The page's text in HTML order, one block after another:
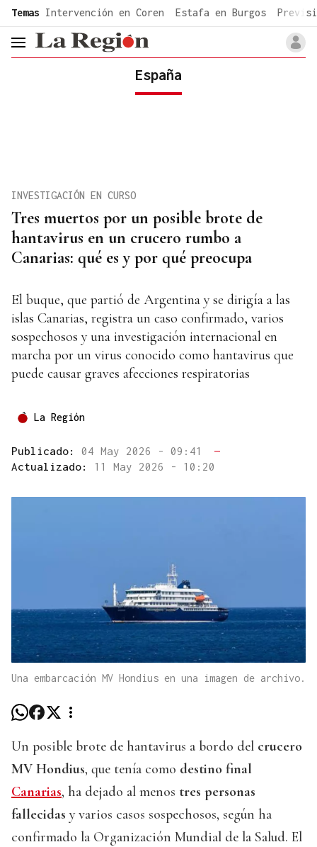
common.go-to-content
Temas Intervención en Coren Estafa en Burgos
header.menu.open
España
Tres muertos por un posible brote de
hantavirus en un crucero rumbo a
Canarias: qué es y por qué preocupa
INVESTIGACIÓN EN CURSO
El buque, que partió de Argentina y se dirigía a las
islas Canarias, registra un caso confirmado, varios
sospechosos y una investigación internacional en
marcha por un virus conocido como hantavirus que
puede causar graves afecciones respiratorias
La Región
Publicado: 04 May 2026 - 09:41
—
Actualizado: 11 May 2026 - 10:20
Una embarcación MV Hondius en una imagen de archivo.
Un posible brote de hantavirus a bordo del crucero
MV Hondius, que tenía como destino final
Canarias, ha dejado al menos tres personas
fallecidas y varios casos sospechosos, según ha
confirmado la Organización Mundial de la Salud. El